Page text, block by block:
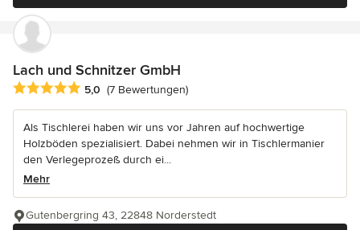
Lach und Schnitzer GmbH
Durchschnittliche Bewertung: 5 von 5 Sternen
5,0 (7 Bewertungen)
Als Tischlerei haben wir uns vor Jahren auf hochwertige
Holzböden spezialisiert. Dabei nehmen wir in Tischlermanier
den Verlegeprozeß durch ei...
Mehr
Gutenbergring 43, 22848 Norderstedt